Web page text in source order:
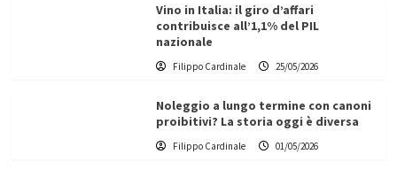
Vino in Italia: il giro d’affari
contribuisce all’1,1% del PIL
nazionale
Filippo Cardinale 25/05/2026
Noleggio a lungo termine con canoni
proibitivi? La storia oggi è diversa
Filippo Cardinale 01/05/2026